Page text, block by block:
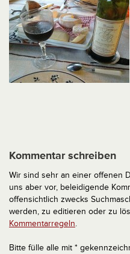
Kommentar schreiben
Wir sind sehr an einer offenen
uns aber vor, beleidigende
offensichtlich zwecks
werden, zu editieren oder zu
Kommentarregeln.
Bitte fülle alle mit *